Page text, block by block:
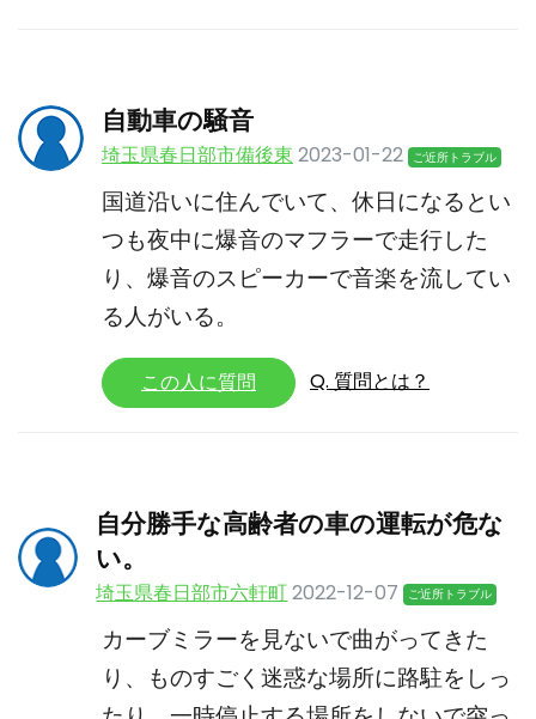
自動車の騒音
埼玉県春日部市備後東 2023-01-22 ご近所トラブル
国道沿いに住んでいて、休日になるとい
つも夜中に爆音のマフラーで走行した
り、爆音のスピーカーで音楽を流してい
る人がいる。
この人に質問 Q. 質問とは？
自分勝手な高齢者の車の運転が危な
い。
埼玉県春日部市六軒町2022-12-07 ご近所トラブル
カーブミラーを見ないで曲がってきた
り、ものすごく迷惑な場所に路駐をしっ